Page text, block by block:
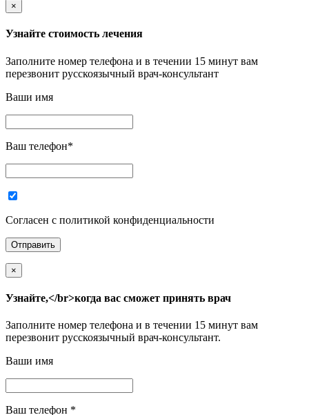
×
Узнайте стоимость лечения
Заполните номер телефона и в течении 15 минут вам
перезвонит русскоязычный врач-консультант
Ваши имя
Ваш телефон*
Согласен с политикой конфиденциальности
×
Узнайте,</br>когда вас сможет принять врач
Заполните номер телефона и в течении 15 минут вам
перезвонит русскоязычный врач-консультант.
Ваши имя
Ваш телефон *